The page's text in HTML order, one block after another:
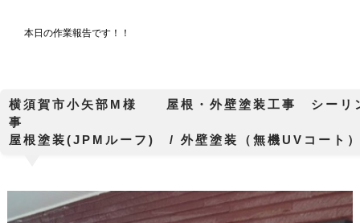
本日の作業報告です！！
横須賀市小矢部M様 屋根・外壁塗装工事 シーリ
屋根塗装(JPMルーフ) / 外壁塗装（無機UVコート